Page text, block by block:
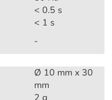
< 0.5 s
< 1 s
-
Ø 10 mm x 30
mm
2 g